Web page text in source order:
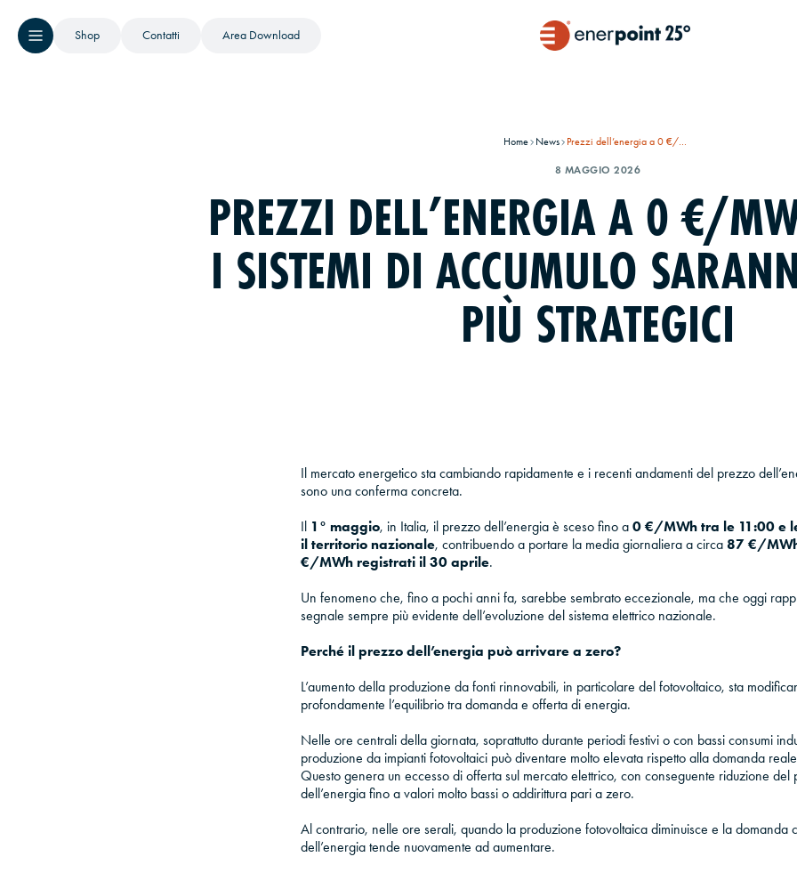
Shop Contatti Area Download
Home News Prezzi dell’energia a 0 €/MWh: perché i sistemi di accumulo saranno sempre più strategici
8 MAGGIO 2026
PREZZI DELL’ENERGIA A 0 €/
I SISTEMI DI ACCUMULO
PIÙ STRATEGICI
Il mercato energetico sta cambiando rapidamente e i recenti andamenti del prezzo
sono una conferma concreta.
Il 1° maggio, in Italia, il prezzo dell’energia è sceso fino a 0 €/MWh tra le 11:00 e
il territorio nazionale, contribuendo a portare la media giornaliera a circa 87 €/
€/MWh registrati il 30 aprile.
Un fenomeno che, fino a pochi anni fa, sarebbe sembrato eccezionale, ma che oggi
segnale sempre più evidente dell’evoluzione del sistema elettrico nazionale.
Perché il prezzo dell’energia può arrivare a zero?
L’aumento della produzione da fonti rinnovabili, in particolare del fotovoltaico, sta
profondamente l’equilibrio tra domanda e offerta di energia.
Nelle ore centrali della giornata, soprattutto durante periodi festivi o con bassi consumi
produzione da impianti fotovoltaici può diventare molto elevata rispetto alla domanda
Questo genera un eccesso di offerta sul mercato elettrico, con conseguente riduzione del
dell’energia fino a valori molto bassi o addirittura pari a zero.
Al contrario, nelle ore serali, quando la produzione fotovoltaica diminuisce e la domanda
dell’energia tende nuovamente ad aumentare.